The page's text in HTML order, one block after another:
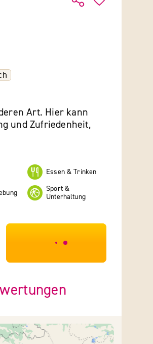
Art. Hier kann
und Zufriedenheit,
Essen & Trinken
Sport &
Unterhaltung
***************